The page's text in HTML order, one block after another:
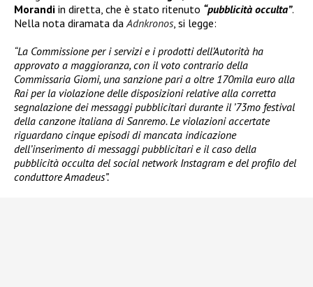
Morandi in diretta, che è stato ritenuto “pubblicità occulta”.
Nella nota diramata daAdnkronos, si legge:
“La Commissione per i servizi e i prodotti dell’Autorità ha
approvato a maggioranza, con il voto contrario della
Commissaria Giomi, una sanzione pari a oltre 170mila euro alla
Rai per la violazione delle disposizioni relative alla corretta
segnalazione dei messaggi pubblicitari durante il ’73mo festival
della canzone italiana di Sanremo. Le violazioni accertate
riguardano cinque episodi di mancata indicazione
dell’inserimento di messaggi pubblicitari e il caso della
pubblicità occulta del social network Instagram e del profilo del
conduttore Amadeus”.